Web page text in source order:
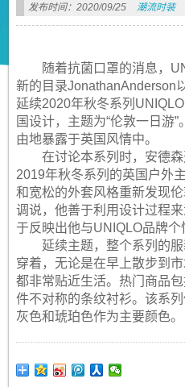
发布时间：2020/09/25 潮流时装
随着抗菌口罩的消息，
新的目录JonathanAnderson
延续2020年秋冬系列
国设计，主题为“伦敦一日游
由地暴露于英国风情中。
在讨论本系列时，安德
2019年秋冬系列的英国户外
和宽松的外套风格重新发现
调说，他善于利用设计过程
于反映出他与UNIQLO品牌个
延续主题，整个系列的
穿着，无论是在早上散步到
都非常贴近生活。热门商品
件不对称的条纹衬衫。该系
灰色和琥珀色作为主要颜色。